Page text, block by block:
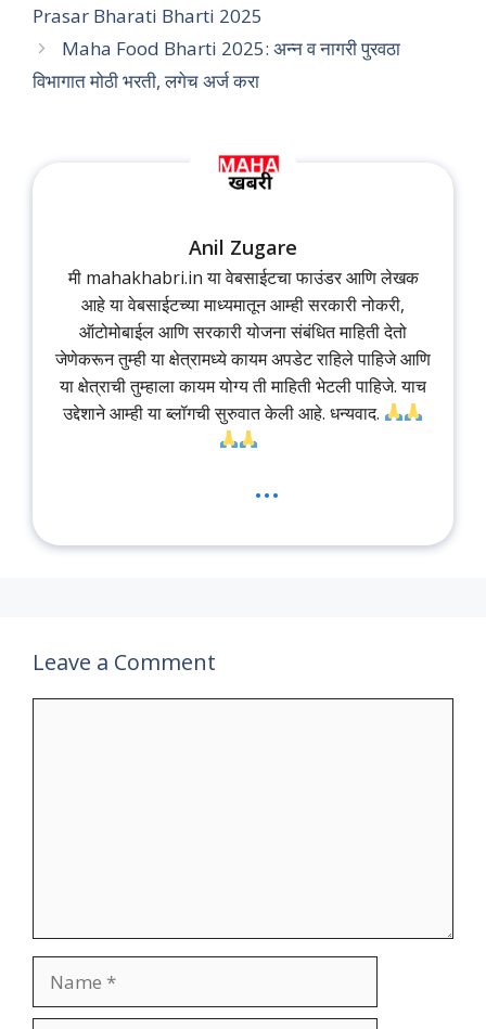
Prasar Bharati Bharti 2025
Maha Food Bharti 2025: अन्न व नागरी पुरवठा
विभागात मोठी भरती, लगेच अर्ज करा
Anil Zugare
मी mahakhabri.in या वेबसाईटचा फाउंडर आणि लेखक
आहे या वेबसाईटच्या माध्यमातून आम्ही सरकारी नोकरी,
ऑटोमोबाईल आणि सरकारी योजना संबंधित माहिती देतो
जेणेकरून तुम्ही या क्षेत्रामध्ये कायम अपडेट राहिले पाहिजे आणि
या क्षेत्राची तुम्हाला कायम योग्य ती माहिती भेटली पाहिजे. याच
उद्देशाने आम्ही या ब्लॉगची सुरुवात केली आहे. धन्यवाद.
...
Leave a Comment